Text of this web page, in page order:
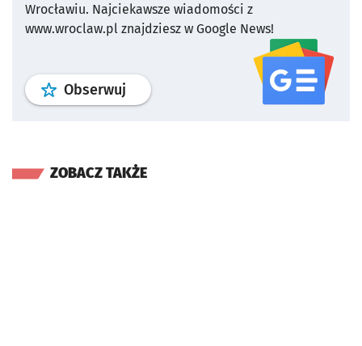
Wrocławiu. Najciekawsze wiadomości z
www.wroclaw.pl znajdziesz w Google News!
Obserwuj profil serwisu
ZOBACZ TAKŻE